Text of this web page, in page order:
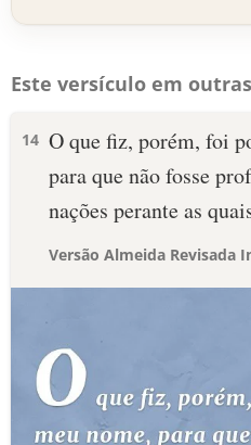
Este versículo em
14 O que fiz, porém, foi
para que não fosse
nações perante as
Versão Almeida Revisada